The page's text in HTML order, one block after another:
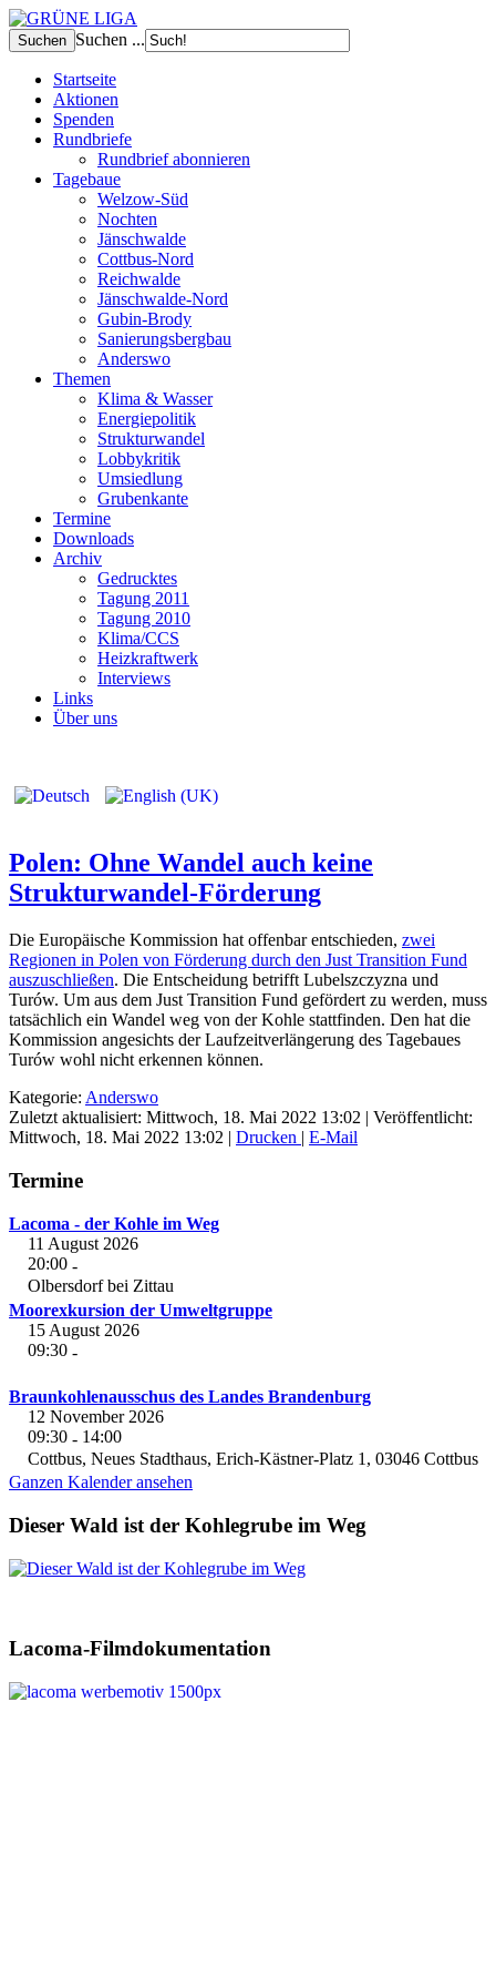
Suchen ...
Startseite
Aktionen
Spenden
Rundbriefe
Rundbrief abonnieren
Tagebaue
Welzow-Süd
Nochten
Jänschwalde
Cottbus-Nord
Reichwalde
Jänschwalde-Nord
Gubin-Brody
Sanierungsbergbau
Anderswo
Themen
Klima & Wasser
Energiepolitik
Strukturwandel
Lobbykritik
Umsiedlung
Grubenkante
Termine
Downloads
Archiv
Gedrucktes
Tagung 2011
Tagung 2010
Klima/CCS
Heizkraftwerk
Interviews
Links
Über uns
Polen: Ohne Wandel auch keine
Strukturwandel-Förderung
Die Europäische Kommission hat offenbar entschieden, zwei
Regionen in Polen von Förderung durch den Just Transition Fund
auszuschließen. Die Entscheidung betrifft Lubelszczyzna und
Turów. Um aus dem Just Transition Fund gefördert zu werden, muss
tatsächlich ein Wandel weg von der Kohle stattfinden. Den hat die
Kommission angesichts der Laufzeitverlängerung des Tagebaues
Turów wohl nicht erkennen können.
Kategorie: Anderswo
Zuletzt aktualisiert: Mittwoch, 18. Mai 2022 13:02 | Veröffentlicht:
Mittwoch, 18. Mai 2022 13:02 | Drucken | E-Mail
Termine
Lacoma - der Kohle im Weg
11 August 2026
20:00 -
Olbersdorf bei Zittau
Moorexkursion der Umweltgruppe
15 August 2026
09:30 -
Braunkohlenausschus des Landes Brandenburg
12 November 2026
09:30 - 14:00
Cottbus, Neues Stadthaus, Erich-Kästner-Platz 1, 03046 Cottbus
Ganzen Kalender ansehen
Dieser Wald ist der Kohlegrube im Weg
Lacoma-Filmdokumentation